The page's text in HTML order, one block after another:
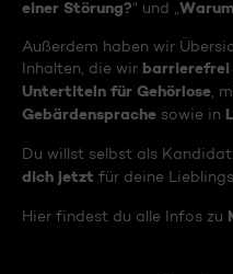
einer Störung?“ und „
Außerdem haben wir
Inhalten, die wir barrierefrei
Untertiteln für Gehörlose ,
Gebärdensprache sowie in
Du willst selbst als
dich jetzt für deine
Hier findest du alle Infos zu